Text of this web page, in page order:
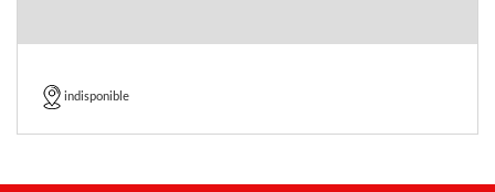
indisponible